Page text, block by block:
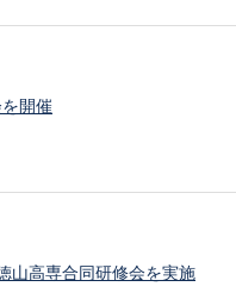
開催
山高専合同研修会を実施